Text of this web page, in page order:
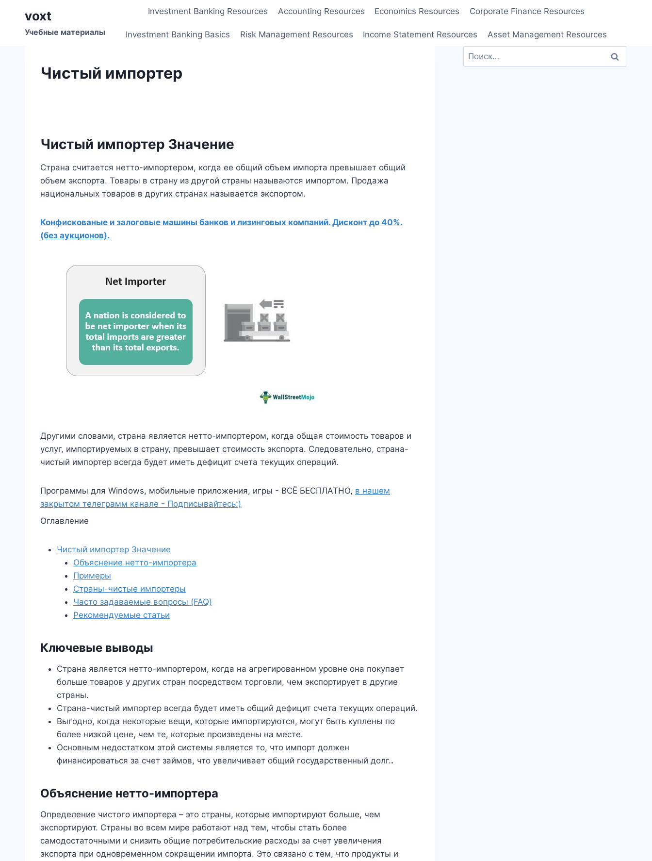
содержимому
voxt
Учебные материалы
Investment Banking Resources Accounting Resources Economics Resources Corporate Finance Resources
Investment Banking Basics Risk Management Resources Income Statement Resources Asset Management Resources
Чистый импортер
Чистый импортер Значение
Страна считается нетто-импортером, когда ее общий объем импорта превышает общий
объем экспорта. Товары в страну из другой страны называются импортом. Продажа
национальных товаров в других странах называется экспортом.
Конфискованые и залоговые машины банков и лизинговых компаний. Дисконт до 40%.
(без аукционов).
Другими словами, страна является нетто-импортером, когда общая стоимость товаров и
услуг, импортируемых в страну, превышает стоимость экспорта. Следовательно, страна-
чистый импортер всегда будет иметь дефицит счета текущих операций.
Программы для Windows, мобильные приложения, игры - ВСЁ БЕСПЛАТНО, в нашем
закрытом телеграмм канале - Подписывайтесь:)
Оглавление
Чистый импортер Значение
Объяснение нетто-импортера
Примеры
Страны-чистые импортеры
Часто задаваемые вопросы (FAQ)
Рекомендуемые статьи
Ключевые выводы
Страна является нетто-импортером, когда на агрегированном уровне она покупает
больше товаров у других стран посредством торговли, чем экспортирует в другие
страны.
Страна-чистый импортер всегда будет иметь общий дефицит счета текущих операций.
Выгодно, когда некоторые вещи, которые импортируются, могут быть куплены по
более низкой цене, чем те, которые произведены на месте.
Основным недостатком этой системы является то, что импорт должен
финансироваться за счет займов, что увеличивает общий государственный долг..
Объяснение нетто-импортера
Определение чистого импортера – это страны, которые импортируют больше, чем
экспортируют. Страны во всем мире работают над тем, чтобы стать более
самодостаточными и снизить общие потребительские расходы за счет увеличения
экспорта при одновременном сокращении импорта. Это связано с тем, что продукты и
Найти: